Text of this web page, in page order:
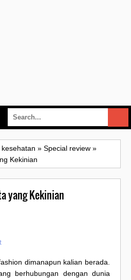
kesehatan » Special review »
Kekinian
yang Kekinian
dimanapun kalian berada.
berhubungan dengan dunia